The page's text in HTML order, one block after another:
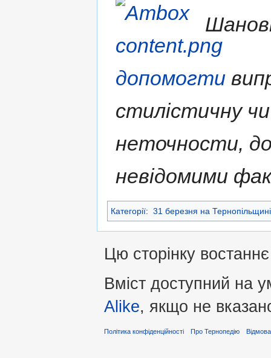
допомогти
стилістичну
неточности,
невідомими
Категорії: 31 березня на Тернопільщині
Цю сторінку
Вміст доступний на
Alike, якщо не
Політика конфіденційності Про Тернопедію Відмова